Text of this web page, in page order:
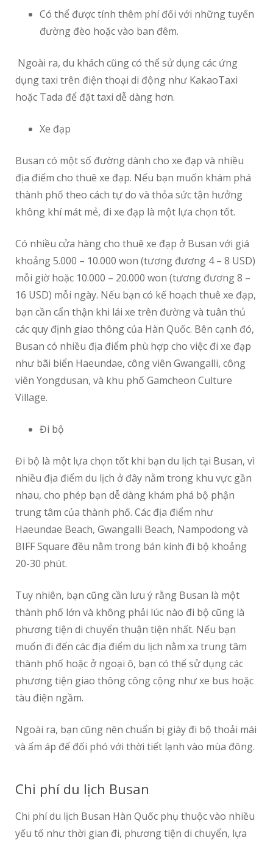
Có thể được tính thêm phí đối với những tuyến
đường đèo hoặc vào ban đêm.
Ngoài ra, du khách cũng có thể sử dụng các ứng
dụng taxi trên điện thoại di động như KakaoTaxi
hoặc Tada để đặt taxi dễ dàng hơn.
Xe đạp
Busan có một số đường dành cho xe đạp và nhiều
địa điểm cho thuê xe đạp. Nếu bạn muốn khám phá
thành phố theo cách tự do và thỏa sức tận hưởng
không khí mát mẻ, đi xe đạp là một lựa chọn tốt.
Có nhiều cửa hàng cho thuê xe đạp ở Busan với giá
khoảng 5.000 – 10.000 won (tương đương 4 – 8 USD)
mỗi giờ hoặc 10.000 – 20.000 won (tương đương 8 –
16 USD) mỗi ngày. Nếu bạn có kế hoạch thuê xe đạp,
bạn cần cẩn thận khi lái xe trên đường và tuân thủ
các quy định giao thông của Hàn Quốc. Bên cạnh đó,
Busan có nhiều địa điểm phù hợp cho việc đi xe đạp
như bãi biển Haeundae, công viên Gwangalli, công
viên Yongdusan, và khu phố Gamcheon Culture
Village.
Đi bộ
Đi bộ là một lựa chọn tốt khi bạn du lịch tại Busan, vì
nhiều địa điểm du lịch ở đây nằm trong khu vực gần
nhau, cho phép bạn dễ dàng khám phá bộ phận
trung tâm của thành phố. Các địa điểm như
Haeundae Beach, Gwangalli Beach, Nampodong và
BIFF Square đều nằm trong bán kính đi bộ khoảng
20-30 phút.
Tuy nhiên, bạn cũng cần lưu ý rằng Busan là một
thành phố lớn và không phải lúc nào đi bộ cũng là
phương tiện di chuyển thuận tiện nhất. Nếu bạn
muốn đi đến các địa điểm du lịch nằm xa trung tâm
thành phố hoặc ở ngoại ô, bạn có thể sử dụng các
phương tiện giao thông công cộng như xe bus hoặc
tàu điện ngầm.
Ngoài ra, bạn cũng nên chuẩn bị giày đi bộ thoải mái
và ấm áp để đối phó với thời tiết lạnh vào mùa đông.
Chi phí du lịch Busan
Chi phí du lịch Busan Hàn Quốc phụ thuộc vào nhiều
yếu tố như thời gian đi, phương tiện di chuyển, lựa